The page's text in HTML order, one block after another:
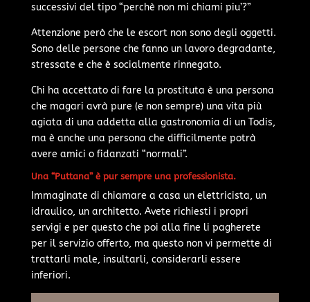
successivi del tipo “perchè non mi chiami piu’?”
Attenzione però che le escort non sono degli oggetti.
Sono delle persone che fanno un lavoro degradante,
stressate e che è socialmente rinnegato.
Chi ha accettato di fare la prostituta è una persona
che magari avrà pure (e non sempre) una vita più
agiata di una addetta alla gastronomia di un Todis,
ma è anche una persona che difficilmente potrà
avere amici o fidanzati “normali”.
Una “Puttana” è pur sempre una professionista.
Immaginate di chiamare a casa un elettricista, un
idraulico, un architetto. Avete richiesti i propri
servigi e per questo che poi alla fine li pagherete
per il servizio offerto, ma questo non vi permette di
trattarli male, insultarli, considerarli essere
inferiori.